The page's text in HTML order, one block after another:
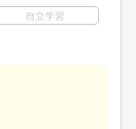
自立学習